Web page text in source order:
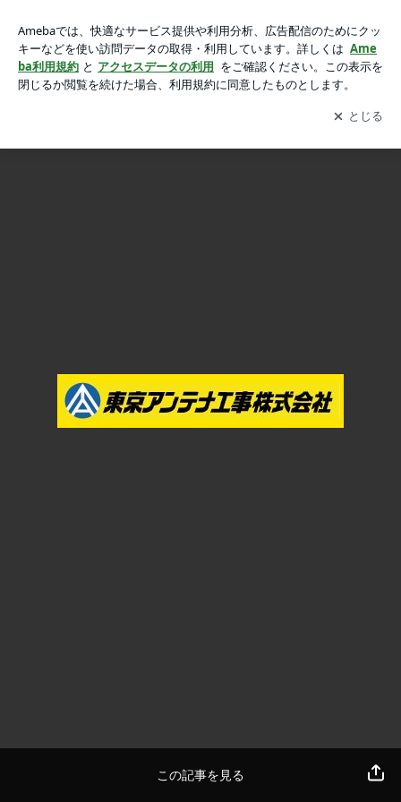
クラブの画像 20枚中1枚目
【メモ】カレンダーの巻き方、苦笑。東京スカイツリーファンクラブ
この記事を見る